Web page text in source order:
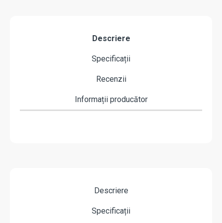
Descriere
Specificații
Recenzii
Informații producător
Descriere
Specificații